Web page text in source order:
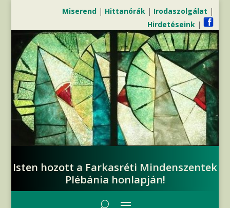
Miserend| Hittanórák| Irodaszolgálat |
Hirdetéseink|
Isten hozott a Farkasréti Mindenszentek
Plébánia honlapján!